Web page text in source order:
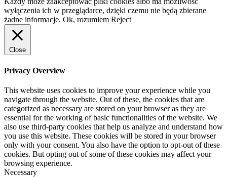
wyłączenia ich w przeglądarce, dzięki czemu nie będą zbierane
żadne informacje. Ok, rozumiem Reject
Close
Privacy Overview
This website uses cookies to improve your experience while you
navigate through the website. Out of these, the cookies that are
categorized as necessary are stored on your browser as they are
essential for the working of basic functionalities of the website. We
also use third-party cookies that help us analyze and understand how
you use this website. These cookies will be stored in your browser
only with your consent. You also have the option to opt-out of these
cookies. But opting out of some of these cookies may affect your
browsing experience.
Necessary